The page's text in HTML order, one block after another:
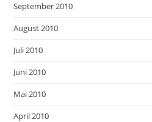
September 2010
August 2010
Juli 2010
Juni 2010
Mai 2010
April 2010